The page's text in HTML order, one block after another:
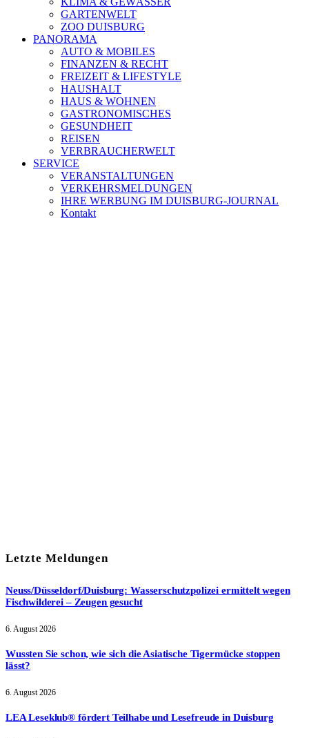
GARTENWELT
ZOO DUISBURG
PANORAMA
AUTO & MOBILES
FINANZEN & RECHT
FREIZEIT & LIFESTYLE
HAUSHALT
HAUS & WOHNEN
GASTRONOMISCHES
GESUNDHEIT
REISEN
VERBRAUCHERWELT
SERVICE
VERANSTALTUNGEN
VERKEHRSMELDUNGEN
IHRE WERBUNG IM DUISBURG-JOURNAL
Kontakt
Letzte Meldungen
Neuss/Düsseldorf/Duisburg: Wasserschutzpolizei ermittelt wegen
Fischwilderei – Zeugen gesucht
6. August 2026
Wussten Sie schon, wie sich die Asiatische Tigermücke stoppen
lässt?
6. August 2026
LEA Leseklub® fördert Teilhabe und Lesefreude in Duisburg